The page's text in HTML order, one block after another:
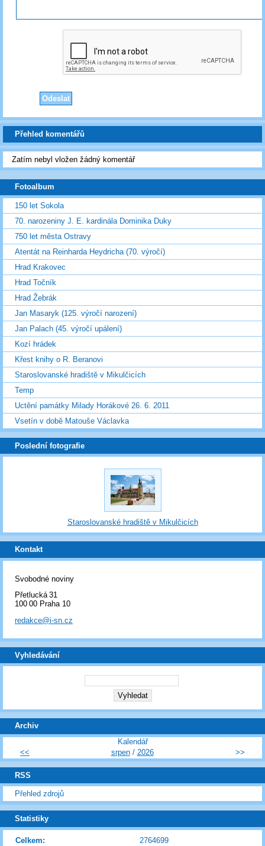
Přehled komentářů
Zatím nebyl vložen žádný komentář
Fotoalbum
150 let Sokola
70. narozeniny J. E. kardinála Dominika Duky
750 let města Ostravy
Atentát na Reinharda Heydricha (70. výročí)
Hrad Krakovec
Hrad Točník
Hrad Žebrák
Jan Masaryk (125. výročí narození)
Jan Palach (45. výročí upálení)
Kozí hrádek
Křest knihy o R. Beranovi
Staroslovanské hradiště v Mikulčicích
Temp
Uctění památky Milady Horákové 26. 6. 2011
Vsetín v době Matouše Václavka
Poslední fotografie
Staroslovanské hradiště v Mikulčicích
Kontakt
Svobodné noviny
Přetlucká 31
100 00 Praha 10
redakce@i-sn.cz
Vyhledávání
Archiv
Kalendář
<<
srpen/ 2026 >>
RSS
Přehled zdrojů
Statistiky
Celkem: 2764699